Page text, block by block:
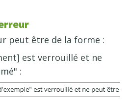
peut être de la forme :
est verrouillé et ne
: